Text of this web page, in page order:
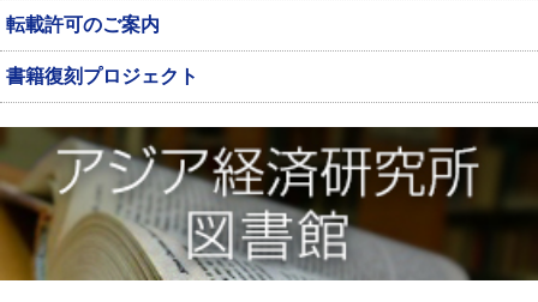
転載許可のご案内
書籍復刻プロジェクト